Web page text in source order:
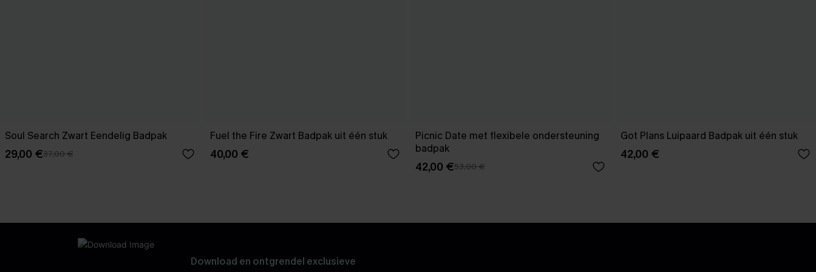
Soul Search Zwart Eendelig Badpak
29,00 €37,00 €
Fuel the Fire Zwart Badpak uit één stuk
40,00 €
Picnic Date met flexibele ondersteuning
badpak
42,00 €53,00 €
Got Plans Luipaard Badpak uit één stuk
42,00 €
Download en ontgrendel exclusieve